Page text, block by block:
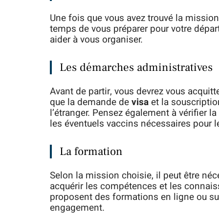
Une fois que vous avez trouvé la
temps de vous préparer pour votre
aider à vous organiser.
Les démarches administratives
Avant de partir, vous devrez vous
que la demande devisaet la
l’étranger. Pensez également à vérifier
les éventuels vaccins nécessaires pour
La formation
Selon la mission choisie, il peut être
acquérir les compétences et les
proposent des formations en ligne ou
engagement.